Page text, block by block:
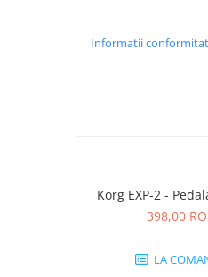
Lumini si efecte
Efecte de lumini
Masini de fum si ceata
Informatii
Korg EXP-2 -
398,00
LA